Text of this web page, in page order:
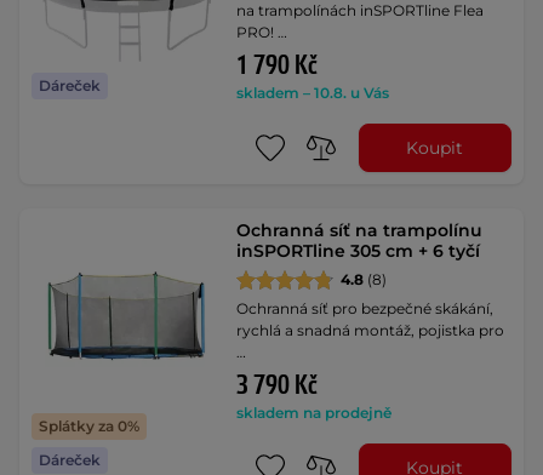
Dáreček
na trampolínách inSPORTline Flea
PRO! …
1 790 Kč
skladem – 10.8. u Vás
Koupit
Splátky za 0%
Dáreček
Ochranná síť na trampolínu
inSPORTline 305 cm + 6 tyčí
4.8 (8)
Ochranná síť pro bezpečné skákání,
rychlá a snadná montáž, pojistka pro
…
3 790 Kč
skladem na prodejně
Koupit